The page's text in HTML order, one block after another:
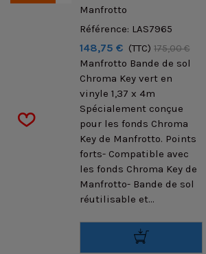
Manfrotto
Référence: LAS7965
148,75 € (TTC) 175,00 €
Manfrotto Bande de sol
Chroma Key vert en
vinyle 1,37 x 4m
Spécialement conçue
pour les fonds Chroma
Key de Manfrotto. Points
forts- Compatible avec
les fonds Chroma Key de
Manfrotto- Bande de sol
réutilisable et...